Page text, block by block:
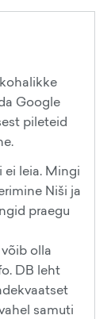
Google
pileteid
ei leia. Mingi
Niši ja
praegu
olla
DB leht
samuti